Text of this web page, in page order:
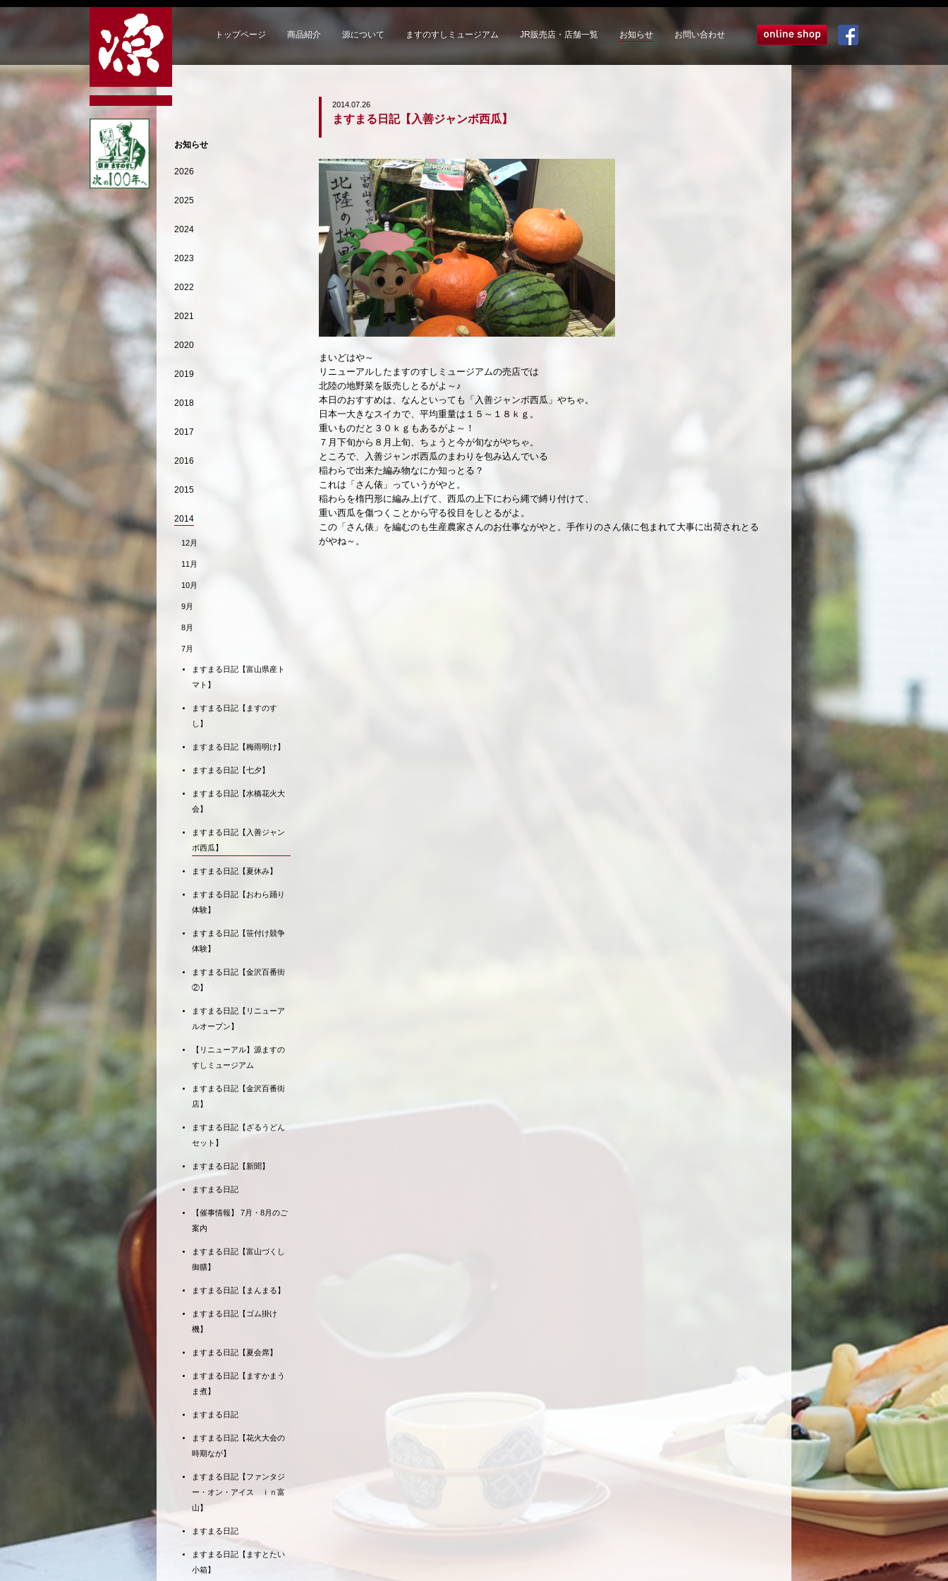
トップページ 商品紹介 源について ますのすしミュージアム JR販売店・店舗一覧 お知らせ お問い合わせ オンラインショップ
2014.07.26
ますまる日記【入善ジャンボ西瓜】
まいどはや～
リニューアルしたますのすしミュージアムの売店では
北陸の地野菜を販売しとるがよ～♪
本日のおすすめは、なんといっても「入善ジャンボ西瓜」やちゃ。
日本一大きなスイカで、平均重量は１５～１８ｋｇ。
重いものだと３０ｋｇもあるがよ～！
７月下旬から８月上旬、ちょうと今が旬ながやちゃ。
ところで、入善ジャンボ西瓜のまわりを包み込んでいる
稲わらで出来た編み物なにか知っとる？
これは「さん俵」っていうがやと。
稲わらを楕円形に編み上げて、西瓜の上下にわら縄で縛り付けて、
重い西瓜を傷つくことから守る役目をしとるがよ。
この「さん俵」を編むのも生産農家さんのお仕事ながやと。手作りのさん俵に包まれて大事に出荷されとる
がやね～。
お知らせ
2026
2025
2024
2023
2022
2021
2020
2019
2018
2017
2016
2015
2014
12月
11月
10月
9月
8月
7月
ますまる日記【富山県産ト
マト】
ますまる日記【ますのす
し】
ますまる日記【梅雨明け】
ますまる日記【七夕】
ますまる日記【水橋花火大
会】
ますまる日記【入善ジャン
ボ西瓜】
ますまる日記【夏休み】
ますまる日記【おわら踊り
体験】
ますまる日記【笹付け競争
体験】
ますまる日記【金沢百番街
②】
ますまる日記【リニューア
ルオープン】
【リニューアル】源ますの
すしミュージアム
ますまる日記【金沢百番街
店】
ますまる日記【ざるうどん
セット】
ますまる日記【新聞】
ますまる日記
【催事情報】 7月・8月のご
案内
ますまる日記【富山づくし
御膳】
ますまる日記【まんまる】
ますまる日記【ゴム掛け
機】
ますまる日記【夏会席】
ますまる日記【ますかまう
ま煮】
ますまる日記
ますまる日記【花火大会の
時期なが】
ますまる日記【ファンタジ
ー・オン・アイス ｉｎ富
山】
ますまる日記
ますまる日記【ますとたい
小箱】